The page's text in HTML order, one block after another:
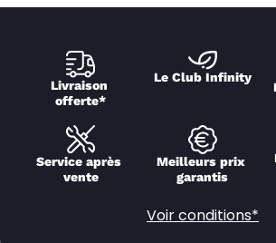
Livraison
offerte*
Le Club Infinity
Service après
vente
Meilleurs prix
garantis
Voir conditions*